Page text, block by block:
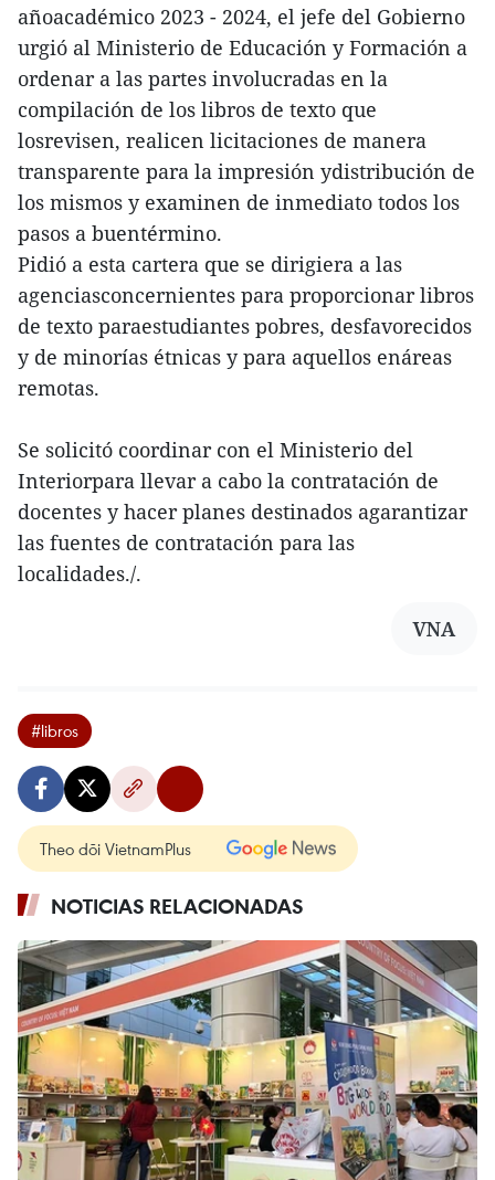
añoacadémico 2023 - 2024, el jefe del Gobierno
urgió al Ministerio de Educación y Formación a
ordenar a las partes involucradas en la
compilación de los libros de texto que
losrevisen, realicen licitaciones de manera
transparente para la impresión ydistribución de
los mismos y examinen de inmediato todos los
pasos a buentérmino.
Pidió a esta cartera que se dirigiera a las
agenciasconcernientes para proporcionar libros
de texto paraestudiantes pobres, desfavorecidos
y de minorías étnicas y para aquellos enáreas
remotas.
Se solicitó coordinar con el Ministerio del
Interiorpara llevar a cabo la contratación de
docentes y hacer planes destinados agarantizar
las fuentes de contratación para las
localidades./.
VNA
#libros
Theo dõi VietnamPlus
NOTICIAS RELACIONADAS